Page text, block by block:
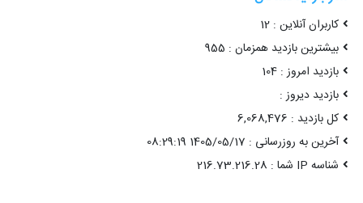
کاربران آنلاین : 12
بیشترین بازدید همزمان : 955
بازدید امروز : 104
بازدید دیروز :
کل بازدید : 6,068,476
آخرین به روزرسانی : 1405/05/17 08:29:19
شناسه IP شما : 216.73.216.28